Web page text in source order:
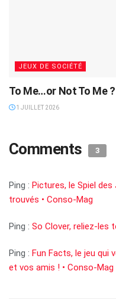
JEUX DE SOCIÉTÉ
To Me…or Not To Me
1 JUILLET 2026
Comments 3
Ping : Pictures, le Spiel
trouvés • Conso-Mag
Ping : So Clover, reliez-les
Ping : Fun Facts, le jeu qui
et vos amis ! • Conso-Mag